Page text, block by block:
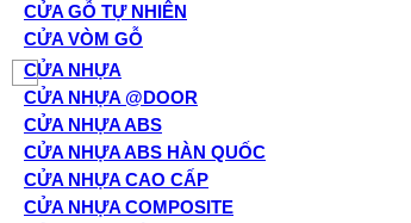
CỬA GỖ TỰ NHIÊN
CỬA VÒM GỖ
CỬA NHỰA
CỬA NHỰA @DOOR
CỬA NHỰA ABS
CỬA NHỰA ABS HÀN QUỐC
CỬA NHỰA CAO CẤP
CỬA NHỰA COMPOSITE